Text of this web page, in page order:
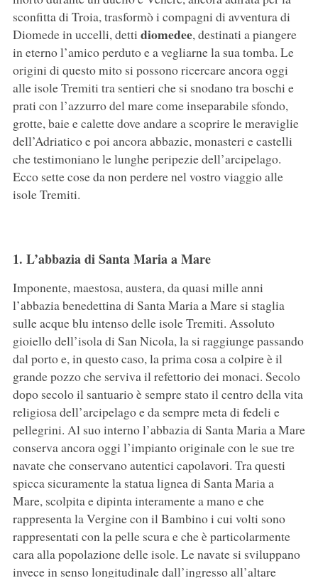
sconfitta di Troia, trasformò i compagni di avventura di
Diomede in uccelli, detti diomedee, destinati a piangere
in eterno l’amico perduto e a vegliarne la sua tomba. Le
origini di questo mito si possono ricercare ancora oggi
alle isole Tremiti tra sentieri che si snodano tra boschi e
prati con l’azzurro del mare come inseparabile sfondo,
grotte, baie e calette dove andare a scoprire le meraviglie
dell’Adriatico e poi ancora abbazie, monasteri e castelli
che testimoniano le lunghe peripezie dell’arcipelago.
Ecco sette cose da non perdere nel vostro viaggio alle
isole Tremiti.
1. L’abbazia di Santa Maria a Mare
Imponente, maestosa, austera, da quasi mille anni
l’abbazia benedettina di Santa Maria a Mare si staglia
sulle acque blu intenso delle isole Tremiti. Assoluto
gioiello dell’isola di San Nicola, la si raggiunge passando
dal porto e, in questo caso, la prima cosa a colpire è il
grande pozzo che serviva il refettorio dei monaci. Secolo
dopo secolo il santuario è sempre stato il centro della vita
religiosa dell’arcipelago e da sempre meta di fedeli e
pellegrini. Al suo interno l’abbazia di Santa Maria a Mare
conserva ancora oggi l’impianto originale con le sue tre
navate che conservano autentici capolavori. Tra questi
spicca sicuramente la statua lignea di Santa Maria a
Mare, scolpita e dipinta interamente a mano e che
rappresenta la Vergine con il Bambino i cui volti sono
rappresentati con la pelle scura e che è particolarmente
cara alla popolazione delle isole. Le navate si sviluppano
invece in senso longitudinale dall’ingresso all’altare